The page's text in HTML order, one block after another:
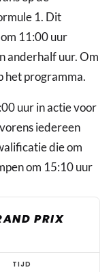
1. Dit
11:00 uur
anderhalf uur. Om
het programma.
uur in actie voor
iedereen
die om
om 15:10 uur
PRIX
TIJD